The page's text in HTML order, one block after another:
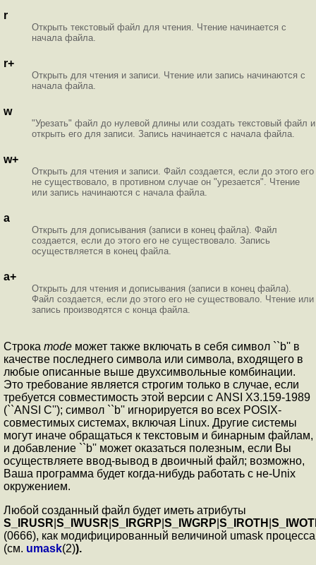
r
Открыть текстовый файл для чтения. Чтение начинается с
начала файла.
r+
Открыть для чтения и записи. Чтение или запись начинаются с
начала файла.
w
"Урезать" файл до нулевой длины или создать текстовый файл и
открыть его для записи. Запись начинается с начала файла.
w+
Открыть для чтения и записи. Файл создается, если до этого его
не существовало, в противном случае он "урезается". Чтение
или запись начинаются с начала файла.
a
Открыть для дописывания (записи в конец файла). Файл
создается, если до этого его не существовало. Запись
осуществляется в конец файла.
a+
Открыть для чтения и дописывания (записи в конец файла).
Файл создается, если до этого его не существовало. Чтение или
запись производятся с конца файла.
Строка mode может также включать в себя символ ``b'' в
качестве последнего символа или символа, входящего в
любые описанные выше двухсимвольные комбинации.
Это требование является строгим только в случае, если
требуется совместимость этой версии с ANSI X3.159-1989
(``ANSI C''); символ ``b'' игнорируется во всех POSIX-
совместимых системах, включая Linux. Другие системы
могут иначе обращаться к текстовым и бинарным файлам,
и добавление ``b'' может оказаться полезным, если Вы
осуществляете ввод-вывод в двоичный файл; возможно,
Ваша программа будет когда-нибудь работать с не-Unix
окружением.
Любой созданный файл будет иметь атрибуты
S_IRUSR S_IWUSR S_IRGRP S_IWGRP S_IROTH
(0666), как модифицированный величиной umask процесса
(см. umask(2)).